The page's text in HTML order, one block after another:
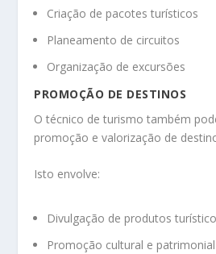
Criação de pacotes turísticos
Planeamento de circuitos
Organização de excursões
PROMOÇÃO DE DESTINOS
O técnico de turismo também
promoção e valorização de
Isto envolve:
Divulgação de produtos
Promoção cultural e patrimonial